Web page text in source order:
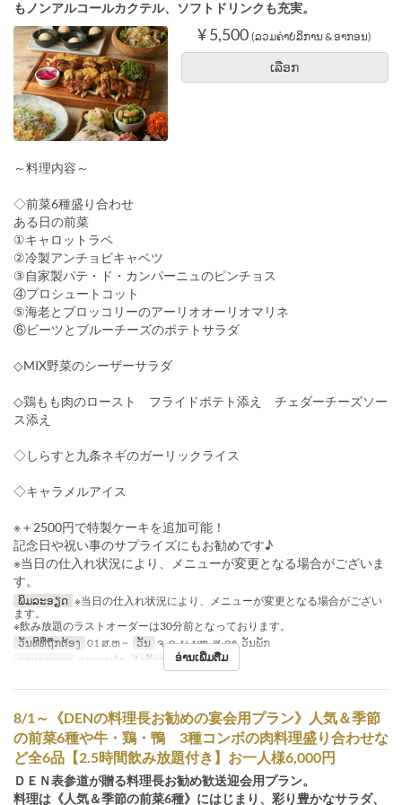
もノンアルコールカクテル、ソフトドリンクも充実。
¥ 5,500 (ລວມຄ່າບໍລິການ & ອາກອນ)
ເລືອກ
～料理内容～
◇前菜6種盛り合わせ
ある日の前菜
①キャロットラペ
②冷製アンチョビキャベツ
③自家製パテ・ド・カンパーニュのピンチョス
④プロシュートコット
⑤海老とブロッコリーのアーリオオーリオマリネ
⑥ビーツとブルーチーズのポテトサラダ
◇MIX野菜のシーザーサラダ
◇鶏もも肉のロースト フライドポテト添え チェダーチーズソー
ス添え
◇しらすと九条ネギのガーリックライス
◇キャラメルアイス
※＋2500円で特製ケーキを追加可能！
記念日や祝い事のサプライズにもお勧めです♪
※当日の仕入れ状況により、メニューが変更となる場合がございま
す。
ພິມລະອຽດ ※当日の仕入れ状況により、メニューが変更となる場合がござい
ます。
※飲み放題のラストオーダーは30分前となっております。
ວັນທີທີ່ຖືກຕ້ອງ 01 ສ.ຫ ~ ວັນ ຈ, ອ, ພ, ພຫ, ສ, ອາ, ວັນພັກ
ຄາບອາຫານ
ອາຫານຄ່ຳ ຈຳກັດການສັ່ງຊື້ 3 ~ 15
ອ່ານເພີ່ມຕື່ມ
8/1～《DENの料理長お勧めの宴会用プラン》人気＆季節
の前菜6種や牛・鶏・鴨 3種コンボの肉料理盛り合わせな
ど全6品【2.5時間飲み放題付き】お一人様6,000円
ＤＥＮ表参道が贈る料理長お勧め歓送迎会用プラン。
料理は《人気＆季節の前菜6種》にはじまり、彩り豊かなサラダ、